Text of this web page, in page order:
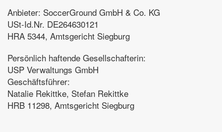
Anbieter: SoccerGround GmbH & Co. KG
USt-Id.Nr. DE264630121
HRA 5344, Amtsgericht Siegburg
Persönlich haftende Gesellschafterin:
USP Verwaltungs GmbH
Geschäftsführer:
Natalie Rekittke, Stefan Rekittke
HRB 11298, Amtsgericht Siegburg